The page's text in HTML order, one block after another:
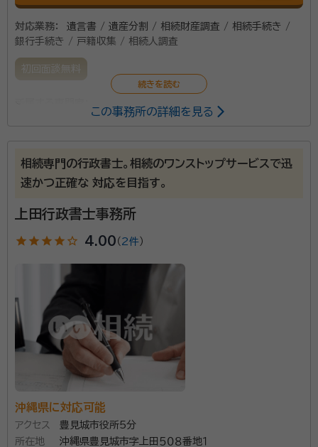
対応業務：
遺言書 / 遺産分割 / 相続財産調査 / 相続手続き /
銀行手続き / 戸籍収集 / 相続人調査
初回面談無料
松田行政書士事務所は沖縄県中頭郡読谷村に立地。読
谷村をはじめ、嘉手納町や北谷町、恩納村などの地域
で、法人の会社設立手続きや各種営業許可書の取得代
っています。 代表の松田昌訓（まつだまさくに）先生は、
琉球大学を卒業した後に東京へ上京。企業支援の仕事
に携わり、法律の重要性を実感しました。その後行政書
士に合格し、地元である読谷村に戻って事務所を開業さ
れました。気さくな人柄で地域の方からも人気があり、
これまで多くの問題解決実績を蓄積しています。
この事務所の詳細を見る
相続専門の行政書士。相続のワンストップサービスで迅
速かつ正確な 対応を目指す。
上田行政書士事務所
star star star star star_outline 4.00 （ 2件 ）
沖縄県に対応可能
アクセス
豊見城市役所5分
所在地
沖縄県豊見城市字上田５０８番地１